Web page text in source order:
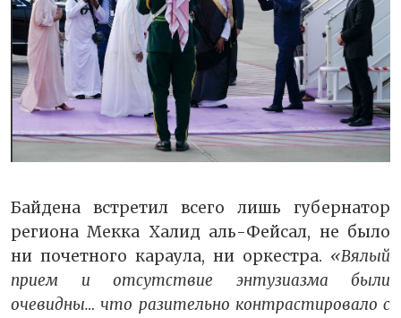
Байдена встретил всего лишь губернатор
региона Мекка Халид аль-Фейсал, не было
ни почетного караула, ни оркестра. «Вялый
прием и отсутствие энтузиазма были
очевидны… что разительно контрастировало с